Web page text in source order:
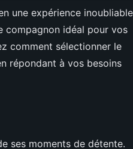
une expérience
compagnon idéal pour vos
comment sélectionner le
répondant à vos besoins
ses moments de détente.